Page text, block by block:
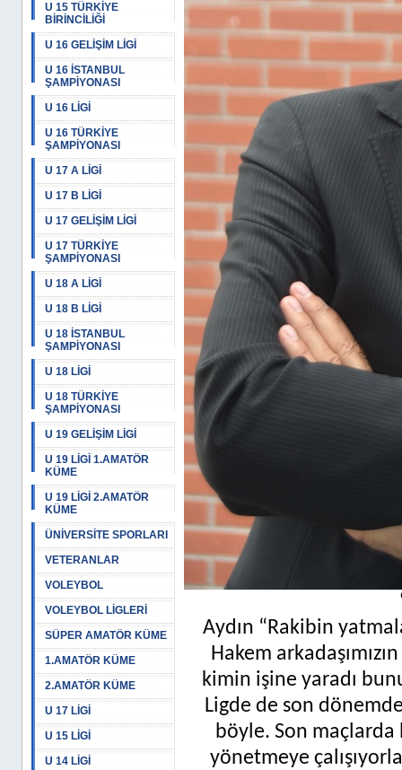
U 15 TÜRKİYE
BİRİNCİLİĞİ
U 16 GELİŞİM LİGİ
U 16 İSTANBUL
ŞAMPİYONASI
U 16 LİGİ
U 16 TÜRKİYE
ŞAMPİYONASI
U 17 A LİGİ
U 17 B LİGİ
U 17 GELİŞİM LİGİ
U 17 TÜRKİYE
ŞAMPİYONASI
U 18 A LİGİ
U 18 B LİGİ
U 18 İSTANBUL
ŞAMPİYONASI
U 18 LİGİ
U 18 TÜRKİYE
ŞAMPİYONASI
U 19 GELİŞİM LİGİ
U 19 LİGİ 1.AMATÖR
KÜME
U 19 LİGİ 2.AMATÖR
KÜME
ÜNİVERSİTE SPORLARI
VETERANLAR
VOLEYBOL
VOLEYBOL LİGLERİ
SÜPER AMATÖR KÜME
1.AMATÖR KÜME
2.AMATÖR KÜME
U 17 LİGİ
U 15 LİGİ
U 14 LİGİ
Aydın “Rakibin
Hakem
kimin işine yaradı
Ligde de son
böyle. Son maçlarda
yönetmeye